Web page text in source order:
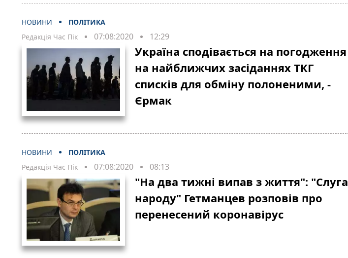
НОВИНИ
ПОЛІТИКА
Редакція Час Пік
07:08:2020 12:29
Україна сподівається на погодження
на найближчих засіданнях ТКГ
списків для обміну полоненими, -
Єрмак
НОВИНИ
ПОЛІТИКА
Редакція Час Пік
07:08:2020 08:13
"На два тижні випав з життя": "Слуга
народу" Гетманцев розповів про
перенесений коронавірус